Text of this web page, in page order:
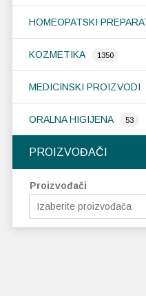
HOMEOPATSKI
KOZMETIKA 1350
MEDICINSKI PROIZVODI
ORALNA HIGIJENA 53
PROIZVOĐAČI
Proizvođači